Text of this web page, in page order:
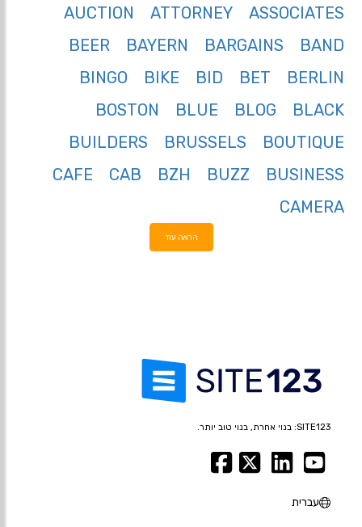
ASSOCIATES
ATTORNEY
AUCTION
BAND
BARGAINS
BAYERN
BEER
BERLIN
BET
BID
BIKE
BINGO
BLACK
BLOG
BLUE
BOSTON
BOUTIQUE
BRUSSELS
BUILDERS
BUSINESS
BUZZ
BZH
CAB
CAFE
CAMERA
הראה עוד
SITE123: בנוי אחרת, בנוי טוב יותר.
עברית